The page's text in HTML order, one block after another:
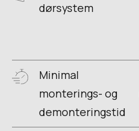
dørsystem
Minimal
monterings- og
demonteringstid